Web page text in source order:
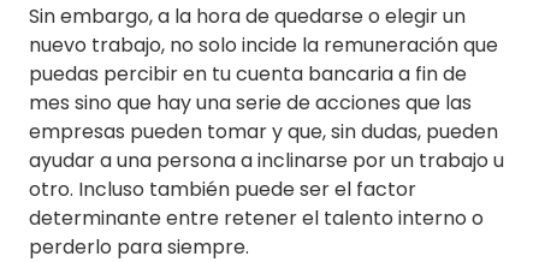
Sin embargo, a la hora de quedarse o elegir un
nuevo trabajo, no solo incide la remuneración que
puedas percibir en tu cuenta bancaria a fin de
mes sino que hay una serie de acciones que las
empresas pueden tomar y que, sin dudas, pueden
ayudar a una persona a inclinarse por un trabajo u
otro. Incluso también puede ser el factor
determinante entre retener el talento interno o
perderlo para siempre.